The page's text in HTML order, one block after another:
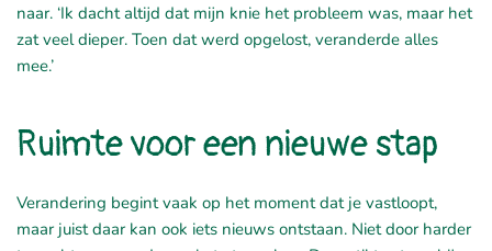
naar. ‘Ik dacht altijd dat mijn knie het probleem was, maar het
zat veel dieper. Toen dat werd opgelost, veranderde alles
mee.’
Ruimte voor een nieuwe stap
Verandering begint vaak op het moment dat je vastloopt,
maar juist daar kan ook iets nieuws ontstaan. Niet door harder